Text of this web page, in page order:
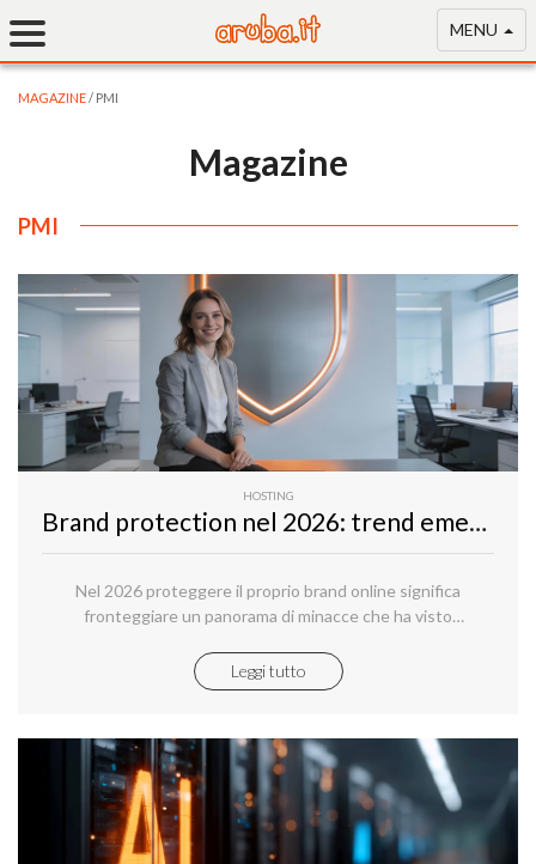
MENU
MAGAZINE/ PMI
Magazine
PMI
HOSTING
Brand protection nel 2026: trend emergenti e come prepararsi
Nel 2026 proteggere il proprio brand online significa
fronteggiare un panorama di minacce che ha visto
termini di quantità ma soprattutto di varietà e sofisticatezza.
Leggi tutto